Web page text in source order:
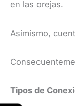
en las orejas.
Asimismo,
Tipos de